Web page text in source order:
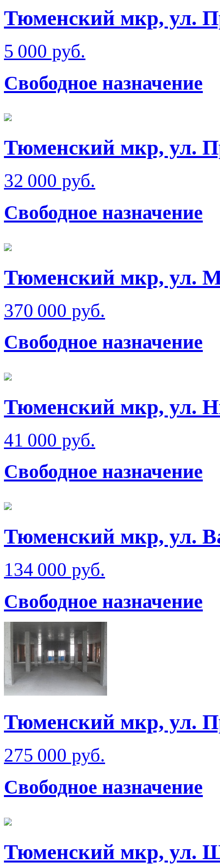
Тюменский мкр, ул.
5 000 руб.
Свободное назначение
Тюменский мкр, ул.
32 000 руб.
Свободное назначение
Тюменский мкр, ул.
370 000 руб.
Свободное назначение
Тюменский мкр, ул.
41 000 руб.
Свободное назначение
Тюменский мкр, ул.
134 000 руб.
Свободное назначение
Тюменский мкр, ул.
275 000 руб.
Свободное назначение
Тюменский мкр, ул.